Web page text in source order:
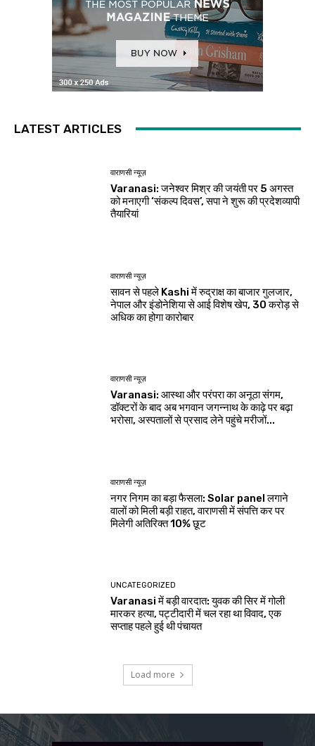
LATEST ARTICLES
वाराणसी न्यूज़
Varanasi: जनेश्वर मिश्र की जयंती पर 5 अगस्त
को मनाएगी ‘संकल्प दिवस’, सपा ने शुरू की प्रदेशव्यापी
तैयारियां
वाराणसी न्यूज़
सावन से पहले Kashi में रुद्राक्ष का बाजार गुलजार,
नेपाल और इंडोनेशिया से आई विशेष खेप, 30 करोड़ से
अधिक का होगा कारोबार
वाराणसी न्यूज़
Varanasi: आस्था और परंपरा का अनूठा संगम,
डॉक्टरों के बाद अब भगवान जगन्नाथ के काढ़े पर बढ़ा
भरोसा, अस्पतालों से प्रसाद लेने पहुंचे मरीजों...
वाराणसी न्यूज़
नगर निगम का बड़ा फैसला: Solar panel लगाने
वालों को मिली बड़ी राहत, वाराणसी में संपत्ति कर पर
मिलेगी अतिरिक्त 10% छूट
UNCATEGORIZED
Varanasi में बड़ी वारदात: युवक की सिर में गोली
मारकर हत्या, पट्टीदारी में चल रहा था विवाद, एक
सप्ताह पहले हुई थी पंचायत
Load more